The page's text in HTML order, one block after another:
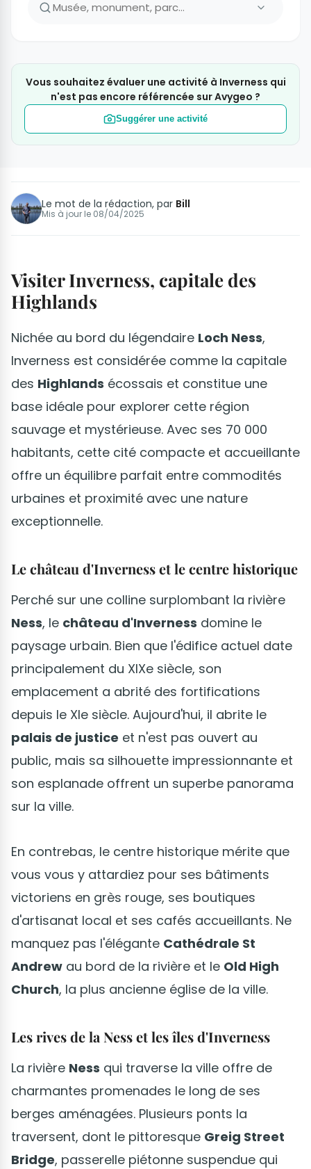
Vous souhaitez évaluer une activité à Inverness qui
n'est pas encore référencée sur Avygeo ?
Suggérer une activité
Le mot de la rédaction, par Bill
Mis à jour le 08/04/2025
Visiter Inverness, capitale des
Highlands
Nichée au bord du légendaire Loch Ness,
Inverness est considérée comme la capitale
des Highlands écossais et constitue une
base idéale pour explorer cette région
sauvage et mystérieuse. Avec ses 70 000
habitants, cette cité compacte et accueillante
offre un équilibre parfait entre commodités
urbaines et proximité avec une nature
exceptionnelle.
Le château d'Inverness et le centre historique
Perché sur une colline surplombant la rivière
Ness, le château d'Inverness domine le
paysage urbain. Bien que l'édifice actuel date
principalement du XIXe siècle, son
emplacement a abrité des fortifications
depuis le XIe siècle. Aujourd'hui, il abrite le
palais de justice et n'est pas ouvert au
public, mais sa silhouette impressionnante et
son esplanade offrent un superbe panorama
sur la ville.
En contrebas, le centre historique mérite que
vous vous y attardiez pour ses bâtiments
victoriens en grès rouge, ses boutiques
d'artisanat local et ses cafés accueillants. Ne
manquez pas l'élégante Cathédrale St
Andrew au bord de la rivière et le Old High
Church, la plus ancienne église de la ville.
Les rives de la Ness et les îles d'Inverness
La rivière Ness qui traverse la ville offre de
charmantes promenades le long de ses
berges aménagées. Plusieurs ponts la
traversent, dont le pittoresque Greig Street
Bridge, passerelle piétonne suspendue qui